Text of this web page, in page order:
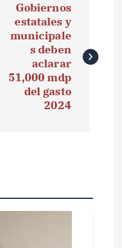
Gobiernos
estatales y
municipale
s deben
aclarar
51,000 mdp
del gasto
2024